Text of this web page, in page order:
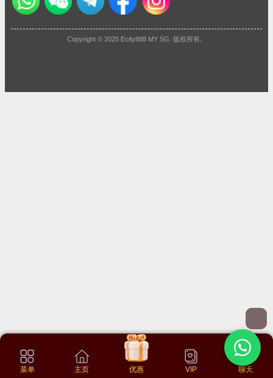
Copyright © 2025 Ecity888 MY SG. 版权所有。
菜单 主页 优惠 VIP 聊天